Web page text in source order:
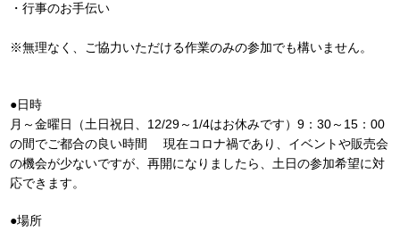
・行事のお手伝い
※無理なく、ご協力いただける作業のみの参加でも構いません。
●日時
月～金曜日（土日祝日、12/29～1/4はお休みです）9：30～15：00
の間でご都合の良い時間 現在コロナ禍であり、イベントや販売会
の機会が少ないですが、再開になりましたら、土日の参加希望に対
応できます。
●場所